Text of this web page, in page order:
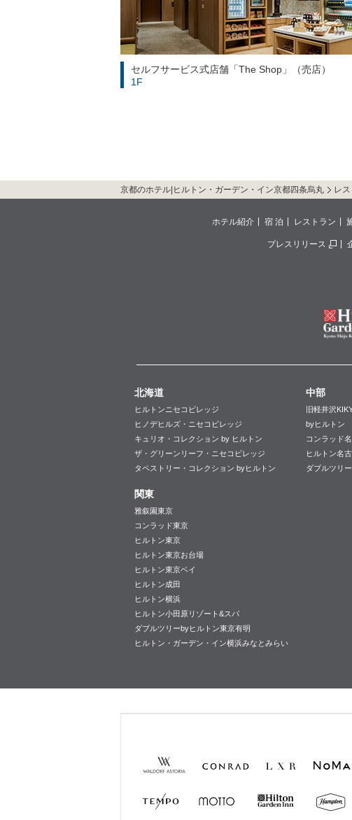
セルフサービス式店舗「The Shop」（売店）
1F
京都のホテル|ヒルトン・ガーデン・イン京都四条烏丸 レ
ホテル紹介 宿 泊 レストラン
プレスリリース
北海道
ヒルトンニセコビレッジ
ヒノデヒルズ・ニセコビレッジ
キュリオ・コレクション by ヒルトン
ザ・グリーンリーフ・ニセコビレッジ
タペストリー・コレクション byヒルトン
関東
雅叙園東京
コンラッド東京
ヒルトン東京
ヒルトン東京お台場
ヒルトン東京ベイ
ヒルトン成田
ヒルトン横浜
ヒルトン小田原リゾート&スパ
ダブルツリーbyヒルトン東京有明
ヒルトン・ガーデン・イン横浜みなとみらい
中部
旧軽井沢
byヒルトン
コンラッド
ヒルトン名
ダブルツリ
Astoria
Hotels &
Resorts
Garden
Inn
by
Hilton